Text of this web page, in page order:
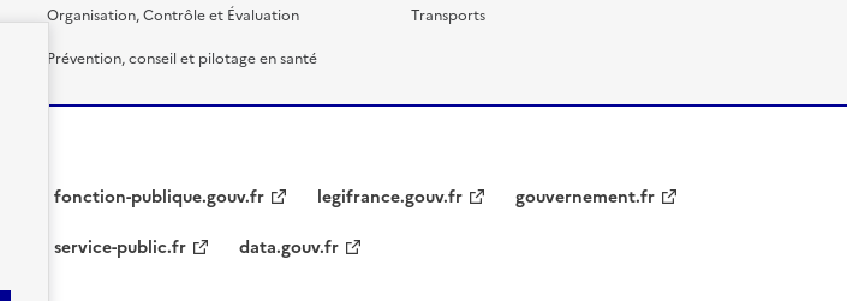
Organisation, Contrôle et Évaluation
Prévention, conseil et pilotage en santé
Transports
fonction-publique.gouv.fr legifrance.gouv.fr
gouvernement.fr
service-public.fr
data.gouv.fr